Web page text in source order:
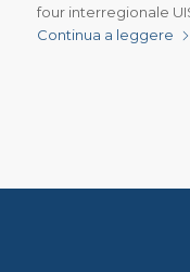
four interregionale
Continua a leggere